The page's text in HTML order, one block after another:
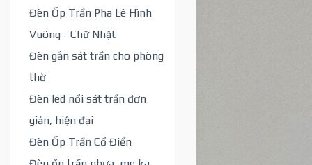
Đèn Ốp Trần Pha Lê Hình
Vuông - Chữ Nhật
Đèn gắn sát trần cho phòng
thờ
Đèn led nổi sát trần đơn
giản, hiện đại
Đèn Ốp Trần Cổ Điển